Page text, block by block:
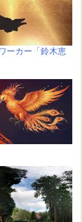
ーカー「鈴木恵